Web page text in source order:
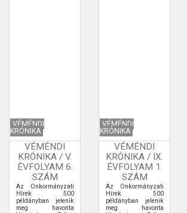
VÉMÉNDI
KRÓNIKA
VÉMÉNDI
KRÓNIKA / V.
ÉVFOLYAM 6.
SZÁM
Az Önkormányzati
Hírek 500
példányban jelenik
meg havonta
VÉMÉNDI
KRÓNIKA
VÉMÉNDI
KRÓNIKA / IX.
ÉVFOLYAM 1.
SZÁM
Az Önkormányzati
Hírek 500
példányban jelenik
meg havonta